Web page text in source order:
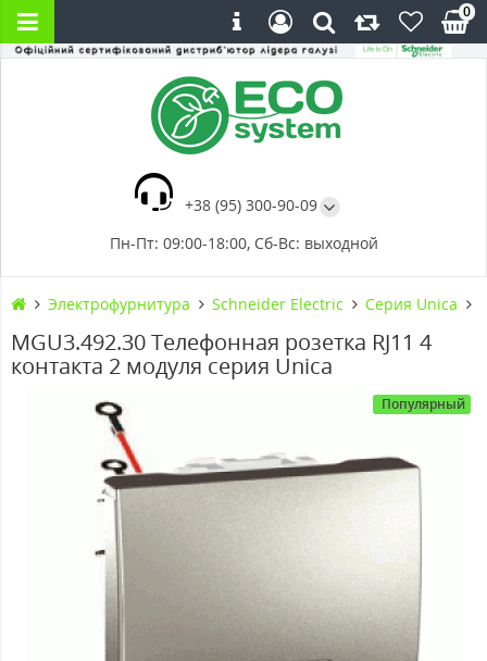
+38 (95) 300-90-09
Пн-Пт: 09:00-18:00, Сб-Вс: выходной
0
Электрофурнитура Schneider Electric Серия Unica
MGU3.492.30 Телефонная розетка RJ11 4
контакта 2 модуля серия Unica
Популярный